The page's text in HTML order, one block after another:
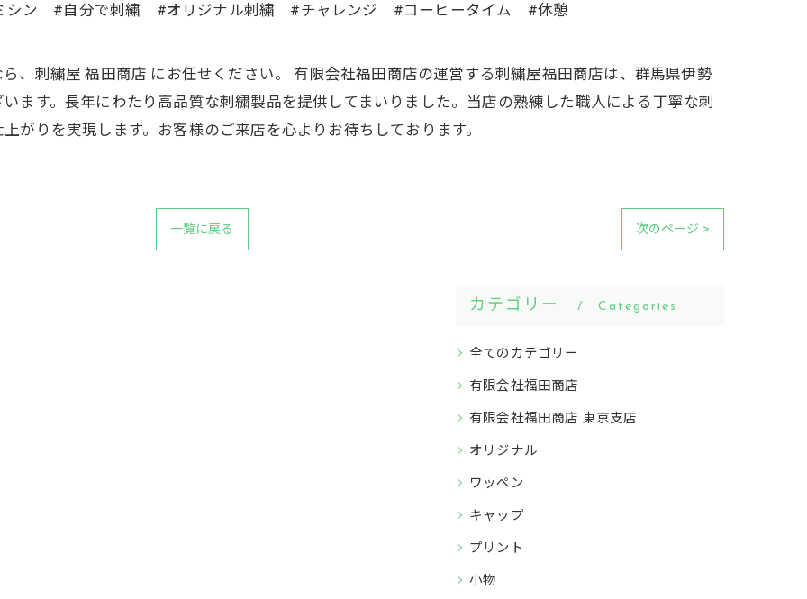
シン #自分で刺繍 #オリジナル刺繍 #チャレンジ #コーヒータイム #休憩
、刺繍屋 福田商店 にお任せください。 有限会社福田商店の運営する刺繍屋福田商店は、群馬県伊勢
ます。長年にわたり高品質な刺繍製品を提供してまいりました。当店の熟練した職人による丁寧な刺
がりを実現します。お客様のご来店を心よりお待ちしております。
一覧に戻る 次のページ >
カテゴリー Categories
全てのカテゴリー
有限会社福田商店
有限会社福田商店 東京支店
オリジナル
ワッペン
キャップ
プリント
小物